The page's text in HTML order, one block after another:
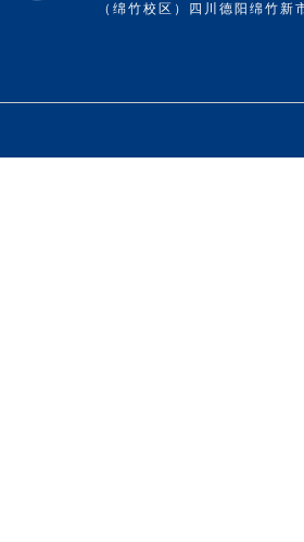
（绵竹校区）四川德阳绵竹